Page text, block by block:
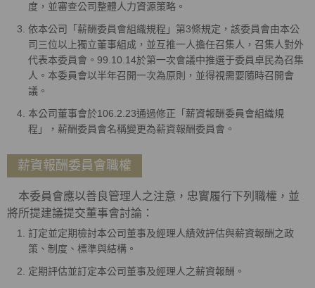
度，並審查公司整體人力資源策略。
依本公司「薪酬委員會組織規程」第3條規定，該委員會由本公
司三位以上獨立董事組成，並互推一人擔任召集人，召集人對外
代表本委員會。99.10.14於第一次會議中推選于委員卓民為召集
人。本委員會以半年召開一次為原則，並得視需要隨時召開會
議。
本公司董事會於106.2.23通過修正「薪資報酬委員會組織規
程」，薪酬委員會名稱變更為薪資報酬委員會。
薪資報酬委員會職權
本委員會應以善良管理人之注意，忠實履行下列職權，並
將所提建議提交董事會討論：
訂定並定期檢討本公司董事及經理人績效評估與薪資報酬之政
策、制度、標準與結構。
定期評估並訂定本公司董事及經理人之薪資報酬。